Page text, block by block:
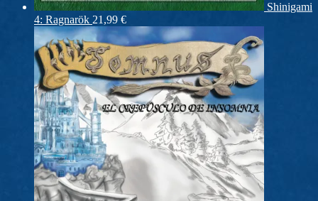
Shinigami
4: Ragnarök 21,99 €